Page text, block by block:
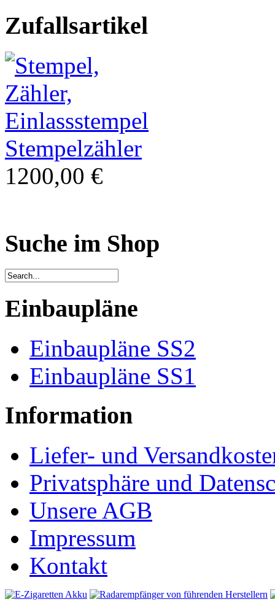
Zufallsartikel
Stempelzähler
1200,00 €
Suche im Shop
Einbaupläne
Einbaupläne SS2
Einbaupläne SS1
Information
Liefer- und
Privatsphäre und
Unsere AGB
Impressum
Kontakt